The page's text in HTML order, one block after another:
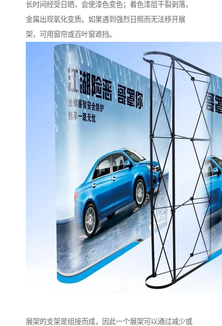
长时间经受日晒，会使漆色变色；着色漆层干裂剥落，
金属出现氧化变质。如果遇到强烈日照而无法移开展
架，可用窗帘或百叶窗遮挡。
展架的支架是组接而成，因此一个展架可以通过减少或